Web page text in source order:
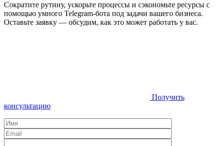
Сократите рутину, ускорьте процессы и сэкономьте ресурсы с
помощью умного Telegram-бота под задачи вашего бизнеса.
Оставьте заявку — обсудим, как это может работать у вас.
Получить
консультацию